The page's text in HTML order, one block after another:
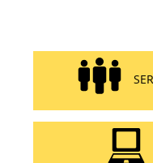
EDIZIONE
PROGETTO
IL MANAGER
DISTRETTO
GRUPPO
SOSTENIBILITÀ